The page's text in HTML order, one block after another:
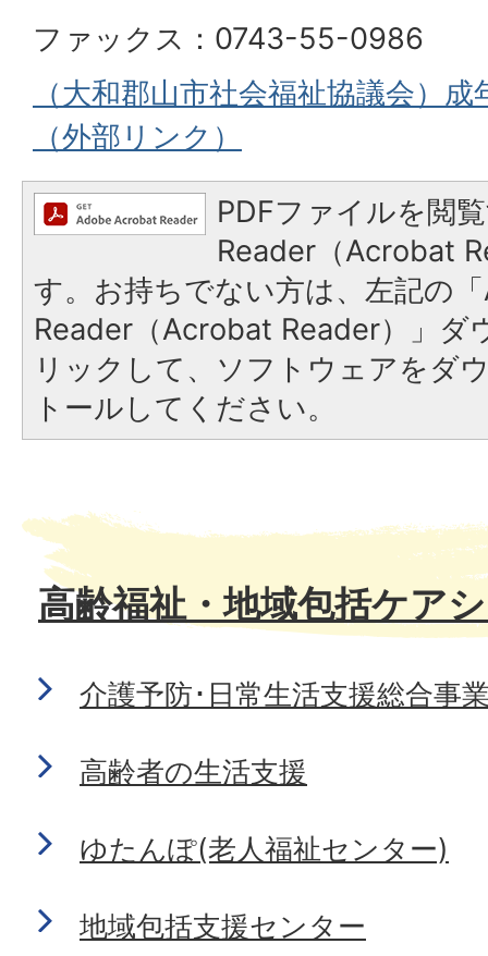
ファックス：0743-55-0986
（大和郡山市社会福祉協議会）
（外部リンク）
PDFファイルを閲
Reader（Acrobat
す。お持ちでない方は、左記の
Reader（Acrobat Reader）」ダ
リックして、ソフトウェアをダ
トールしてください。
高齢福祉・地域包括ケア
介護予防･日常生活支援総合事
高齢者の生活支援
ゆたんぽ(老人福祉センター)
地域包括支援センター